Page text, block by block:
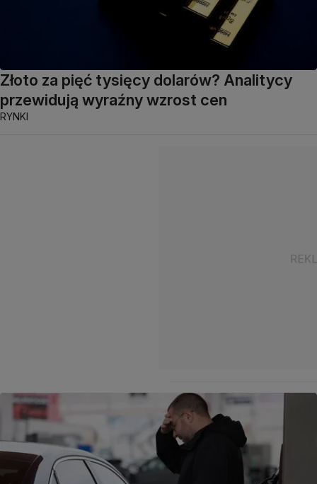
Złoto za pięć tysięcy dolarów? Analitycy
przewidują wyraźny wzrost cen
RYNKI